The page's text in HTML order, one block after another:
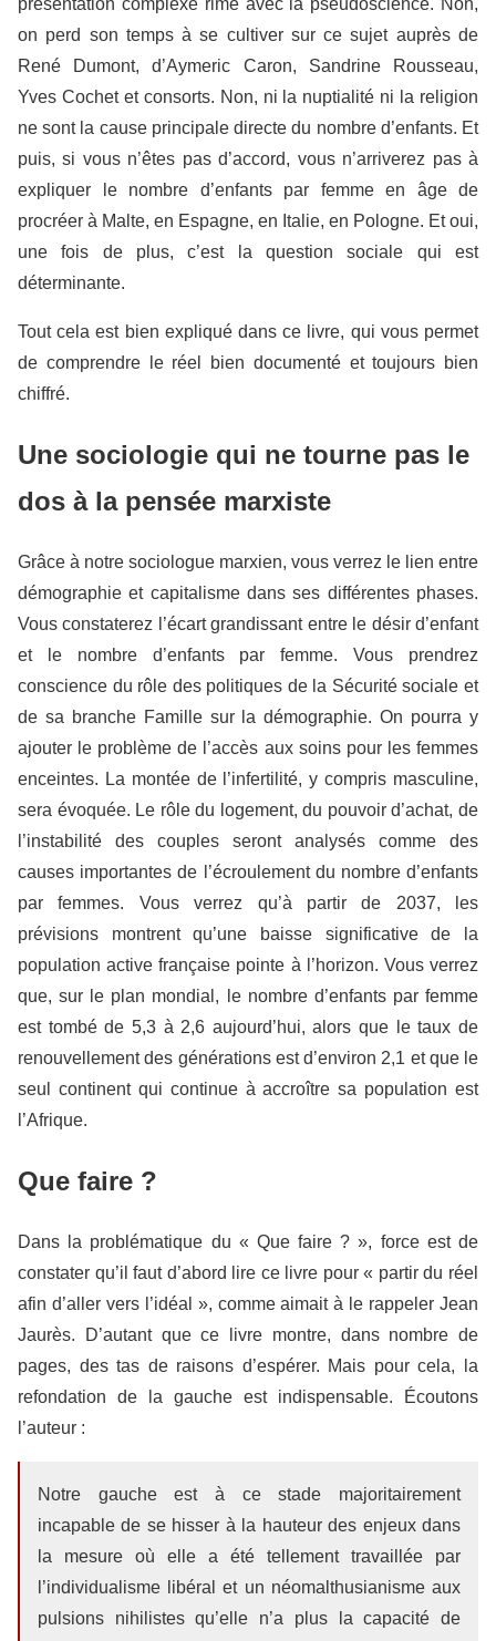
présentation complexe rime avec la pseudoscience. Non,
on perd son temps à se cultiver sur ce sujet auprès de
René Dumont, d’Aymeric Caron, Sandrine Rousseau,
Yves Cochet et consorts. Non, ni la nuptialité ni la religion
ne sont la cause principale directe du nombre d’enfants. Et
puis, si vous n’êtes pas d’accord, vous n’arriverez pas à
expliquer le nombre d’enfants par femme en âge de
procréer à Malte, en Espagne, en Italie, en Pologne. Et oui,
une fois de plus, c’est la question sociale qui est
déterminante.
Tout cela est bien expliqué dans ce livre, qui vous permet
de comprendre le réel bien documenté et toujours bien
chiffré.
Une sociologie qui ne tourne pas le
dos à la pensée marxiste
Grâce à notre sociologue marxien, vous verrez le lien entre
démographie et capitalisme dans ses différentes phases.
Vous constaterez l’écart grandissant entre le désir d’enfant
et le nombre d’enfants par femme. Vous prendrez
conscience du rôle des politiques de la Sécurité sociale et
de sa branche Famille sur la démographie. On pourra y
ajouter le problème de l’accès aux soins pour les femmes
enceintes. La montée de l’infertilité, y compris masculine,
sera évoquée. Le rôle du logement, du pouvoir d’achat, de
l’instabilité des couples seront analysés comme des
causes importantes de l’écroulement du nombre d’enfants
par femmes. Vous verrez qu’à partir de 2037, les
prévisions montrent qu’une baisse significative de la
population active française pointe à l’horizon. Vous verrez
que, sur le plan mondial, le nombre d’enfants par femme
est tombé de 5,3 à 2,6 aujourd’hui, alors que le taux de
renouvellement des générations est d’environ 2,1 et que le
seul continent qui continue à accroître sa population est
l’Afrique.
Que faire ?
Dans la problématique du « Que faire ? », force est de
constater qu’il faut d’abord lire ce livre pour « partir du réel
afin d’aller vers l’idéal », comme aimait à le rappeler Jean
Jaurès. D’autant que ce livre montre, dans nombre de
pages, des tas de raisons d’espérer. Mais pour cela, la
refondation de la gauche est indispensable. Écoutons
l’auteur :
Notre gauche est à ce stade majoritairement
incapable de se hisser à la hauteur des enjeux dans
la mesure où elle a été tellement travaillée par
l’individualisme libéral et un néomalthusianisme aux
pulsions nihilistes qu’elle n’a plus la capacité de